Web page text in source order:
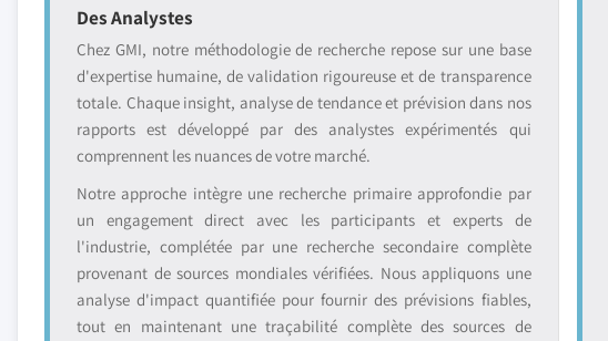
Des Analystes
Chez GMI, notre méthodologie de recherche repose sur une base
d'expertise humaine, de validation rigoureuse et de transparence
totale. Chaque insight, analyse de tendance et prévision dans nos
rapports est développé par des analystes expérimentés qui
comprennent les nuances de votre marché.
Notre approche intègre une recherche primaire approfondie par
un engagement direct avec les participants et experts de
l'industrie, complétée par une recherche secondaire complète
provenant de sources mondiales vérifiées. Nous appliquons une
analyse d'impact quantifiée pour fournir des prévisions fiables,
tout en maintenant une traçabilité complète des sources de